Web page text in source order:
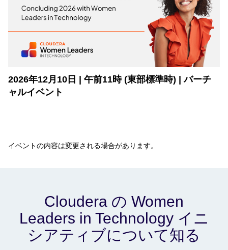
2026年12月10日 | 午前11時 (東部標準時) | バーチ
ャルイベント
イベントの内容は変更される場合があります。
Cloudera の Women
Leaders in Technology イニ
シアティブについて知る